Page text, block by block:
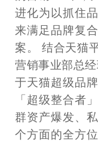
进化为以抓住
来满足品牌复
案。 结合天猫
营销事业部总
于天猫超级品
「超级整合者
群资产爆发、
个方面的全方